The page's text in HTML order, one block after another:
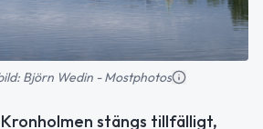
Björn Wedin - Mostphotos
stängs tillfälligt,